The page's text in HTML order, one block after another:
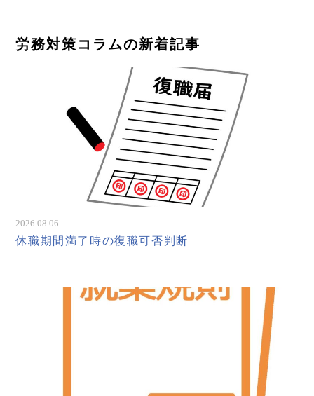
労務対策コラムの新着記事
2026.08.06
休職期間満了時の復職可否判断